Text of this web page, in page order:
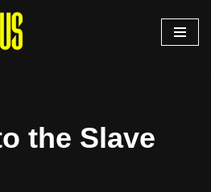
the Slave